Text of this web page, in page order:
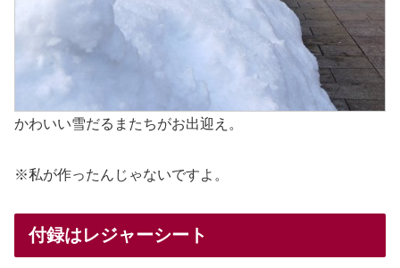
かわいい雪だるまたちがお出迎え。
※私が作ったんじゃないですよ。
付録はレジャーシート